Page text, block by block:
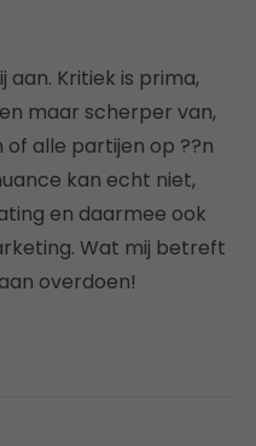
aan. Kritiek is prima,
maar scherper van,
alle partijen op ??n
kan echt niet,
en daarmee ook
Wat mij betreft
overdoen!